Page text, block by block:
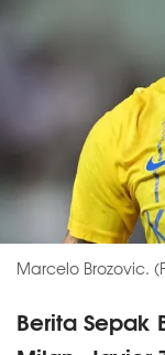
Marcelo Brozovic.
Berita Sepak